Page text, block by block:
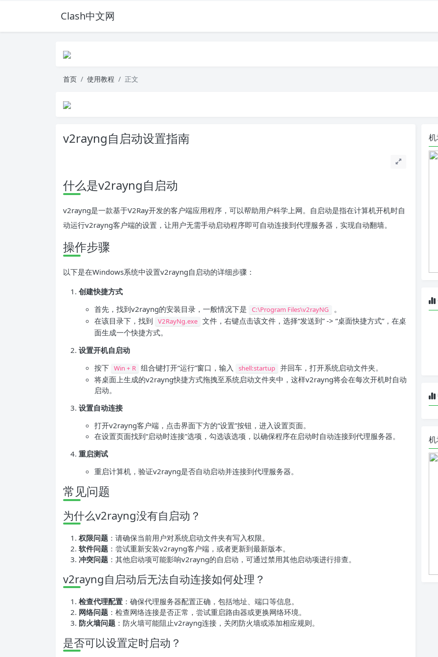
Clash中文网
首页 使用教程 正文
v2rayng自启动设置指南
什么是v2rayng自启动
v2rayng是一款基于V2Ray开发的客户端应用程序，可以帮助用户科学上网。自启动是指在计算机开机时自
动运行v2rayng客户端的设置，让用户无需手动启动程序即可自动连接到代理服务器，实现自动翻墙。
操作步骤
以下是在Windows系统中设置v2rayng自启动的详细步骤：
创建快捷方式
首先，找到v2rayng的安装目录，一般情况下是
C:\Program Files\v2rayNG
。
在该目录下，找到
V2RayNg.exe 文件，右键点击该文件，选择“发送到” -> “桌面快捷方式”，在桌
面生成一个快捷方式。
设置开机自启动
按下 Win + R 组合键打开“运行”窗口，输入 shell:startup 并回车，打开系统启动文件夹。
将桌面上生成的v2rayng快捷方式拖拽至系统启动文件夹中，这样v2rayng将会在每次开机时自动
启动。
设置自动连接
打开v2rayng客户端，点击界面下方的“设置”按钮，进入设置页面。
在设置页面找到“启动时连接”选项，勾选该选项，以确保程序在启动时自动连接到代理服务器。
重启测试
重启计算机，验证v2rayng是否自动启动并连接到代理服务器。
常见问题
为什么v2rayng没有自启动？
权限问题 ：请确保当前用户对系统启动文件夹有写入权限。
软件问题 ：尝试重新安装v2rayng客户端，或者更新到最新版本。
冲突问题 ：其他启动项可能影响v2rayng的自启动，可通过禁用其他启动项进行排查。
v2rayng自启动后无法自动连接如何处理？
检查代理配置 ：确保代理服务器配置正确，包括地址、端口等信息。
网络问题 ：检查网络连接是否正常，尝试重启路由器或更换网络环境。
防火墙问题 ：防火墙可能阻止v2rayng连接，关闭防火墙或添加相应规则。
是否可以设置定时启动？